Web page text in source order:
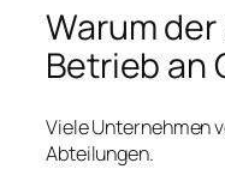
Warum
Betrieb an
Viele Unternehmen
Abteilungen.